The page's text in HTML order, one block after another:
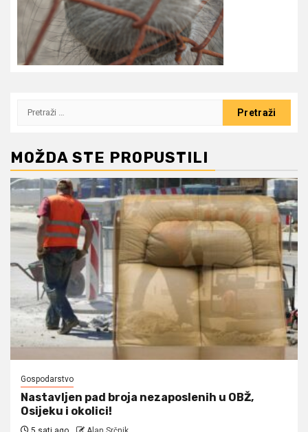
Pretraži:
MOŽDA STE PROPUSTILI
Gospodarstvo
Nastavljen pad broja nezaposlenih u OBŽ,
Osijeku i okolici!